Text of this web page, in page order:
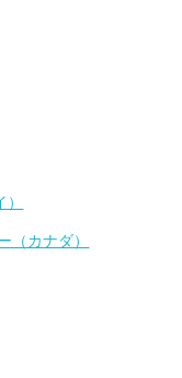
（カナダ）